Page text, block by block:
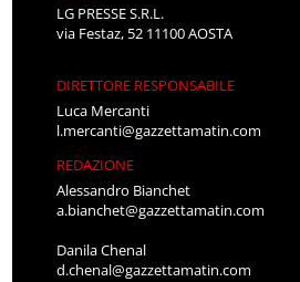
LG PRESSE S.R.L.
via Festaz, 52 11100 AOSTA
DIRETTORE RESPONSABILE
Luca Mercanti
l.mercanti@gazzettamatin.com
REDAZIONE
Alessandro Bianchet
a.bianchet@gazzettamatin.com
Danila Chenal
d.chenal@gazzettamatin.com